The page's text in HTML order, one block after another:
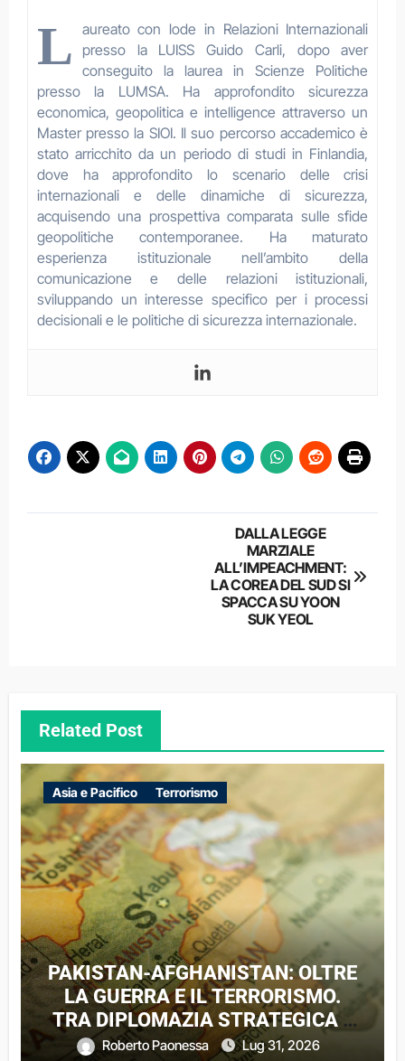
L aureato con lode in Relazioni Internazionali
presso la LUISS Guido Carli, dopo aver
conseguito la laurea in Scienze Politiche
presso la LUMSA. Ha approfondito sicurezza
economica, geopolitica e intelligence attraverso un
Master presso la SIOI. Il suo percorso accademico è
stato arricchito da un periodo di studi in Finlandia,
dove ha approfondito lo scenario delle crisi
internazionali e delle dinamiche di sicurezza,
acquisendo una prospettiva comparata sulle sfide
geopolitiche contemporanee. Ha maturato
esperienza istituzionale nell’ambito della
comunicazione e delle relazioni istituzionali,
sviluppando un interesse specifico per i processi
decisionali e le politiche di sicurezza internazionale.
DALLA LEGGE
MARZIALE
ALL’IMPEACHMENT:
LA COREA DEL SUD SI
SPACCA SU YOON
SUK YEOL
Related Post
Asia e Pacifico Terrorismo
PAKISTAN-AFGHANISTAN: OLTRE
LA GUERRA E IL TERRORISMO.
TRA DIPLOMAZIA STRATEGICA E
DINAMICHE DI UN CONFLITTO
Roberto Paonessa Lug 31, 2026